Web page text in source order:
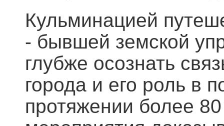
Кульминацией
- бывшей земской
глубже осознать
города и его роль в
протяжении более